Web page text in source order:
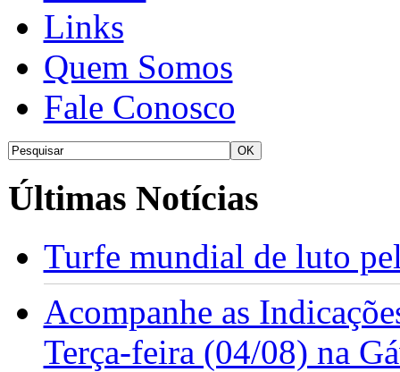
Links
Quem Somos
Fale Conosco
Últimas Notícias
Turfe mundial de luto
Acompanhe as
Terça-feira (04/08) na